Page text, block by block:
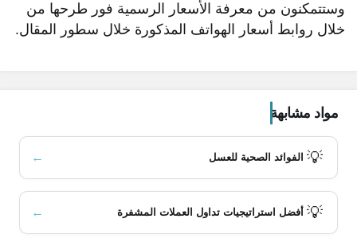
وستتمكنون من معرفة الأسعار الرسمية فور طرحها من
خلال روابط أسعار الهواتف المذكورة خلال سطور المقال.
مواد مشابهة
💡 الفوائد الصحية للعسل ←
💡 أفضل استراتيجيات تداول العملات المشفرة ←
موبايل OnePlus 9 Pro
العتاد:
الكاميرا الخلفية:
الكاميرا الأمامية:
مزايا الكاميرا:
أجهزة الاستشعار: